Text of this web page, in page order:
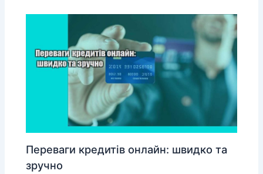
Переваги кредитів онлайн: швидко та
зручно